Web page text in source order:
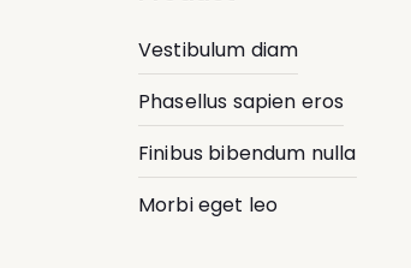
Vestibulum diam
Phasellus sapien eros
Finibus bibendum nulla
Morbi eget leo